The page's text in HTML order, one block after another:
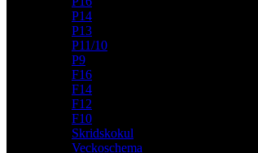
P14
P13
P11/10
P9
F16
F14
F12
F10
Skridskokul
Veckoschema